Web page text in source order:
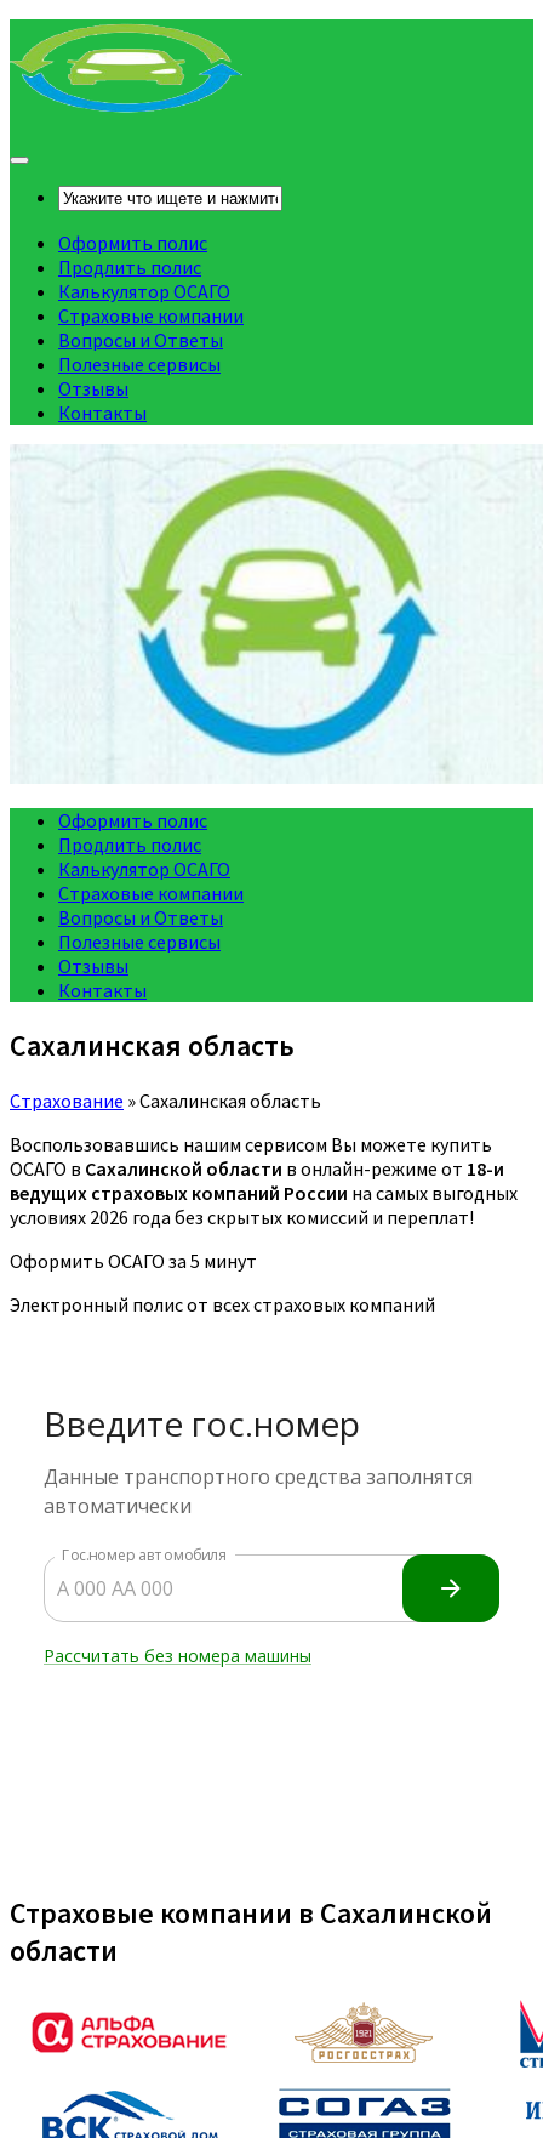
Оформить полис
Продлить полис
Калькулятор ОСАГО
Страховые компании
Вопросы и Ответы
Полезные сервисы
Отзывы
Контакты
Оформить полис
Продлить полис
Калькулятор ОСАГО
Страховые компании
Вопросы и Ответы
Полезные сервисы
Отзывы
Контакты
Сахалинская область
Страхование »Сахалинская область
Воспользовавшись нашим сервисом Вы можете купить
ОСАГО в Сахалинской области в онлайн-режиме от 18-и
ведущих страховых компаний России на самых выгодных
условиях 2026 года без скрытых комиссий и переплат!
Оформить ОСАГО за 5 минут
Электронный полис от всех страховых компаний
Страховые компании в Сахалинской
области